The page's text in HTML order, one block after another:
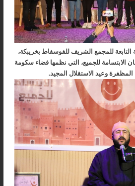
للمجمع الشريف للفوسفاط بخريبكة،
الابتسامة للجميع، التي نظمها فضاء سكومة
وعيد الاستقلال المجيد.